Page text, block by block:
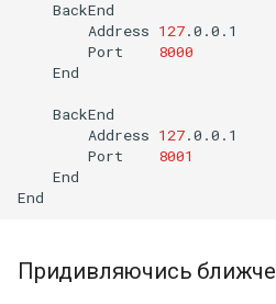
Address 127
Port
8000
End
Address 127
Port
8001
End
Придивляючись ближче